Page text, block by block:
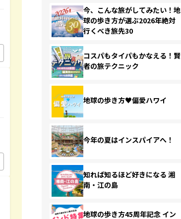
今、こんな旅がしてみたい！地
球の歩き方が選ぶ2026年絶対
行くべき旅先30
コスパもタイパもかなえる！賢
者の旅テクニック
地球の歩き方♥偏愛ハワイ
今年の夏はインスパイアへ！
知れば知るほど好きになる 湘
南・江の島
地球の歩き方45周年記念 イン